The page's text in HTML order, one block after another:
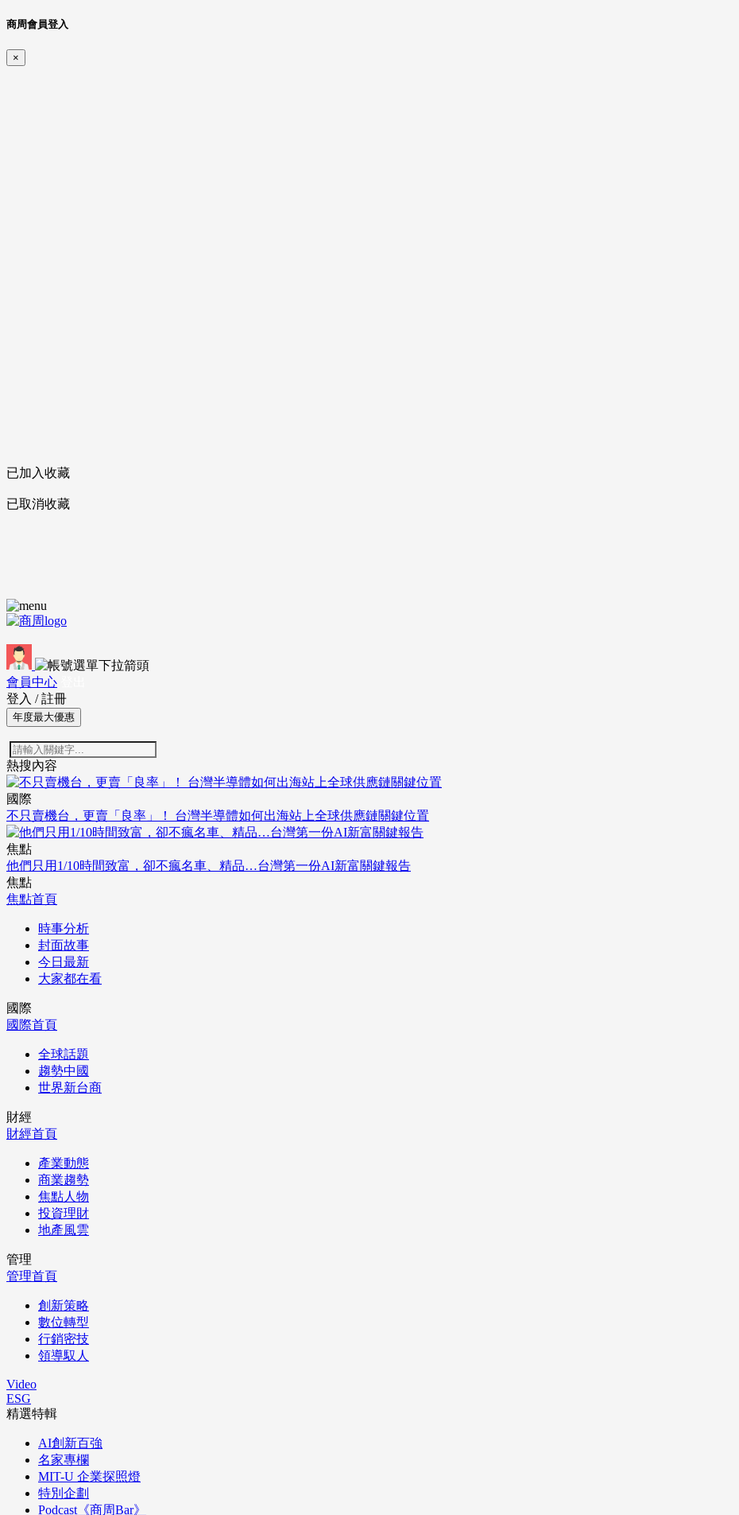
商周會員登入
×
已加入收藏
已取消收藏
會員中心
登入 / 註冊
年度最大優惠
熱搜內容
國際
不只賣機台，更賣「良率」！ 台灣半導體如何出海站上全球供應鏈關鍵位置
焦點
他們只用1/10時間致富，卻不瘋名車、精品…台灣第一份AI新富關鍵報告
焦點
焦點首頁
時事分析
封面故事
今日最新
大家都在看
國際
國際首頁
全球話題
趨勢中國
世界新台商
財經
財經首頁
產業動態
商業趨勢
焦點人物
投資理財
地產風雲
管理
管理首頁
創新策略
數位轉型
行銷密技
領導馭人
Video
ESG
精選特輯
AI創新百強
名家專欄
MIT-U 企業探照燈
特別企劃
Podcast《商周Bar》